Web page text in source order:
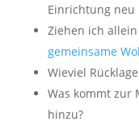
Einrichtung neu
Ziehen ich
gemeinsame
Wieviel
Was kommt zur
hinzu?